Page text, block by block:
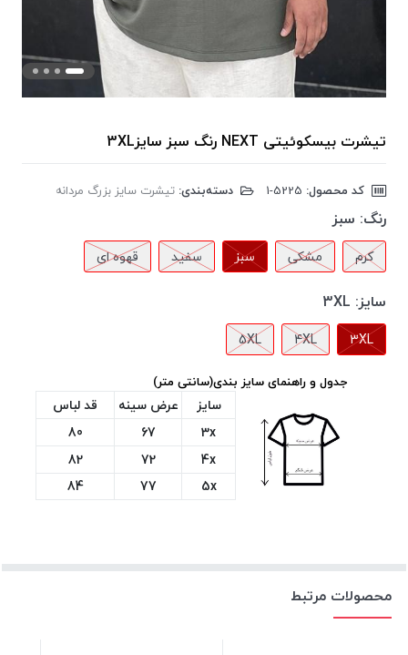
تیشرت بیسکوئیتی NEXT رنگ سبز سایز3XL
کد محصول: دسته‌بندی: تیشرت سایز بزرگ مردانه
رنگ: سبز
کرم مشکی سبز سفید قهوه ای
سایز: 3XL
3XL
4XL
5XL
جدول و راهنمای سایز بندی(سانتی متر)
سایز عرض سینه
قد لباس
3x
67
80
4x
72
82
5x
77
84
محصولات مرتبط